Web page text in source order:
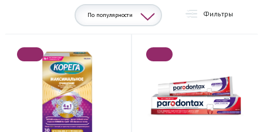
По популярности Фильтры